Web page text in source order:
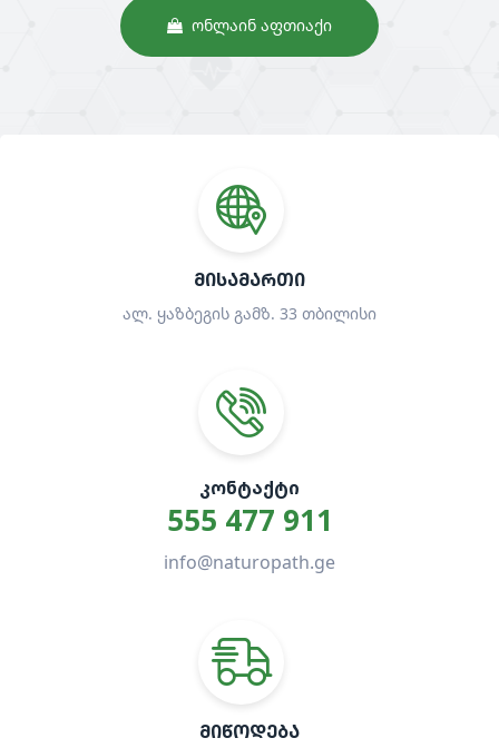
ᲝᲜᲚᲐᲘᲜ ᲐᲤᲗᲘᲐᲥᲘ
ᲛᲘᲡᲐᲛᲐᲠᲗᲘ
ალ. ყაზბეგის გამზ. 33 თბილისი
ᲙᲝᲜᲢᲐᲥᲢᲘ
555 477 911
info@naturopath.ge
ᲛᲘᲬᲝᲓᲔᲑᲐ